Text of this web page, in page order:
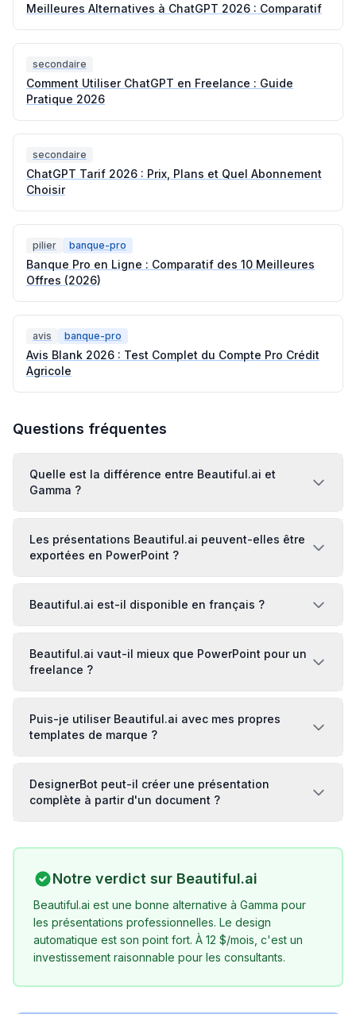
Meilleures Alternatives à ChatGPT 2026 : Comparatif
secondaire
Comment Utiliser ChatGPT en Freelance : Guide
Pratique 2026
secondaire
ChatGPT Tarif 2026 : Prix, Plans et Quel Abonnement
Choisir
pilier banque-pro
Banque Pro en Ligne : Comparatif des 10 Meilleures
Offres (2026)
avis banque-pro
Avis Blank 2026 : Test Complet du Compte Pro Crédit
Agricole
Questions fréquentes
Quelle est la différence entre Beautiful.ai et
Gamma ?
Les présentations Beautiful.ai peuvent-elles être
exportées en PowerPoint ?
Beautiful.ai est-il disponible en français ?
Beautiful.ai vaut-il mieux que PowerPoint pour un
freelance ?
Puis-je utiliser Beautiful.ai avec mes propres
templates de marque ?
DesignerBot peut-il créer une présentation
complète à partir d'un document ?
Notre verdict sur Beautiful.ai
Beautiful.ai est une bonne alternative à Gamma pour
les présentations professionnelles. Le design
automatique est son point fort. À 12 $/mois, c'est un
investissement raisonnable pour les consultants.